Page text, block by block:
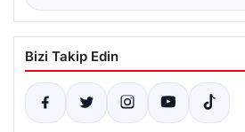
Bizi Takip Edin